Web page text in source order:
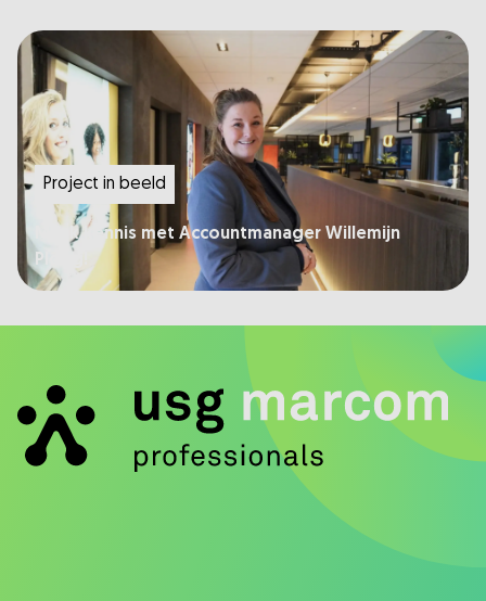
Project in beeld
Maak kennis met Accountmanager Willemijn
Ploeg!